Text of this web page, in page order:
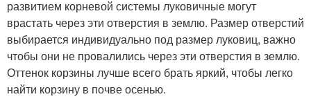
развитием корневой системы луковичные могут
врастать через эти отверстия в землю. Размер отверстий
выбирается индивидуально под размер луковиц, важно
чтобы они не провалились через эти отверстия в землю.
Оттенок корзины лучше всего брать яркий, чтобы легко
найти корзину в почве осенью.